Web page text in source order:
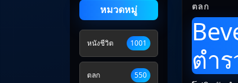
หมวดหมู่
หนังชีวิต 1001
ตลก 550
ตลก
ตำ